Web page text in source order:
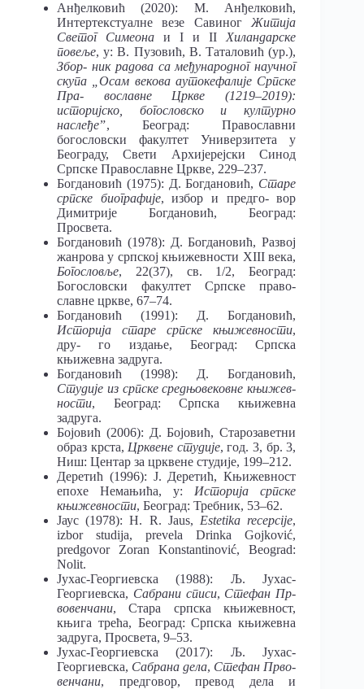
Анђелковић (2020): М. Анђелковић,
Интертекстуалне везе Савиног Житија
Светог Симеонаи I и II Хиландарске
повеље, у: В. Пузовић, В. Таталовић (ур.),
Збор- ник радова са међународног научног
скупа „Осам векова аутокефалије Српске
Пра- вославне Цркве (1219‒2019):
историјско, богословско и културно
наслеђеˮ, Београд: Православни
богословски факултет Универзитета у
Београду, Свети Aрхијерејски Синод
Српске Православне Цркве, 229‒237.
Богдановић (1975): Д. Богдановић, Старе
српске биографије, избор и предго- вор
Димитрије Богдановић, Београд:
Просвета.
Богдановић (1978): Д. Богдановић, Развој
жанрова у српској књижевности XIII века,
Богословље, 22(37), св. 1/2, Београд:
Богословски факултет Српске право-
славне цркве, 67‒74.
Богдановић (1991): Д. Богдановић,
Историја старе српске књижевности,
дру- го издање, Београд: Српска
књижевна задруга.
Богдановић (1998): Д. Богдановић,
Студије из српске средњовековне књижев-
ности, Београд: Српска књижевна
задруга.
Бојовић (2006): Д. Бојовић, Старозаветни
образ крста, Црквене студије, год. 3, бр. 3,
Ниш: Центар за црквене студије, 199‒212.
Деретић (1996): Ј. Деретић, Књижевност
епохе Немањића, у: Историја српске
књижевности, Београд: Требник, 53‒62.
Јаус (1978): H. R. Jaus, Estetika recepcije,
izbor studija, prevela Drinka Gojković,
predgovor Zoran Konstantinović, Beograd:
Nolit.
Јухас-Георгиевска (1988): Љ. Јухас-
Георгиевска, Сабрани списи, Стефан Пр-
вовенчани, Стара српска књижевност,
књига трећа, Београд: Српска књижевна
задруга, Просвета, 9‒53.
Јухас-Георгиевска (2017): Љ. Јухас-
Георгиевска, Сабрана дела, Стефан Прво-
венчани, предговор, превод дела и